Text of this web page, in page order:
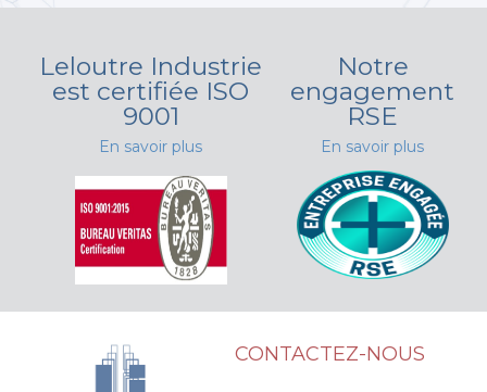
Leloutre Industrie
est certifiée ISO
9001
En savoir plus
Notre
engagement
RSE
En savoir plus
CONTACTEZ-NOUS